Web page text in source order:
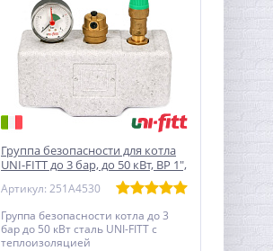
Группа безопасности для котла
UNI-FITT до 3 бар, до 50 кВт, ВР 1",
стальная в теплоизоляции
Артикул: 251A4530
Группа безопасности котла до 3
бар до 50 кВт сталь UNI-FITT с
теплоизоляцией